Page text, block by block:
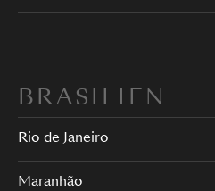
BRASILIEN
Rio de Janeiro
Maranhão